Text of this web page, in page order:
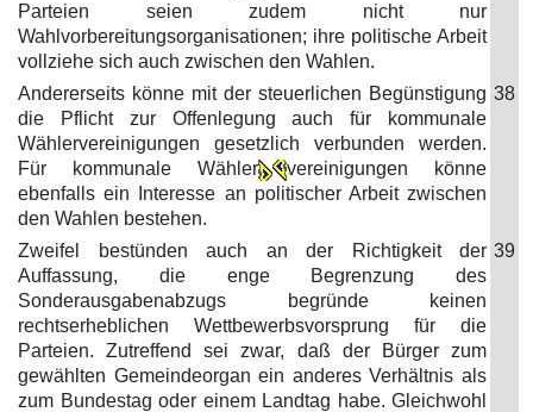
Parteien seien zudem nicht nur
Wahlvorbereitungsorganisationen; ihre politische Arbeit
vollziehe sich auch zwischen den Wahlen.
Andererseits könne mit der steuerlichen Begünstigung
die Pflicht zur Offenlegung auch für kommunale
Wählervereinigungen gesetzlich verbunden werden.
Für kommunale Wähler
vereinigungen könne
ebenfalls ein Interesse an politischer Arbeit zwischen
den Wahlen bestehen.
38
Zweifel bestünden auch an der Richtigkeit der
Auffassung, die enge Begrenzung des
Sonderausgabenabzugs begründe keinen
rechtserheblichen Wettbewerbsvorsprung für die
Parteien. Zutreffend sei zwar, daß der Bürger zum
gewählten Gemeindeorgan ein anderes Verhältnis als
zum Bundestag oder einem Landtag habe. Gleichwohl
39